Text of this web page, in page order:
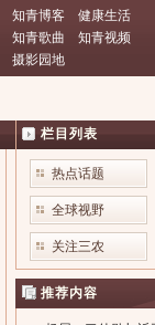
知青博客
健康生活
知青歌曲
知青视频
摄影园地
栏目列表
热点话题
全球视野
关注三农
推荐内容